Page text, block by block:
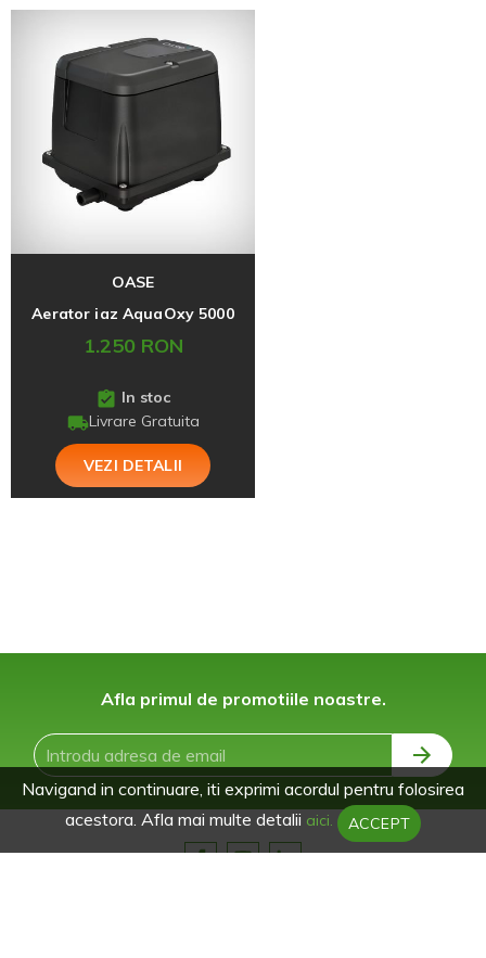
OASE
Aerator iaz AquaOxy 5000
1.250 RON
In stoc
Livrare Gratuita
VEZI DETALII
Afla primul de promotiile noastre.
Navigand in continuare, iti exprimi acordul pentru folosirea
acestora. Afla mai multe detalii aici. ACCEPT